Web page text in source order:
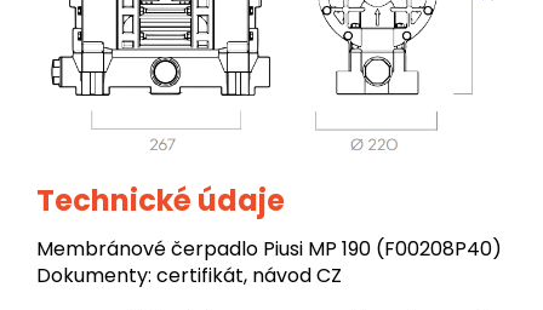
Technické údaje
Membránové čerpadlo Piusi MP 190 (F00208P40)
Dokumenty: certifikát, návod CZ